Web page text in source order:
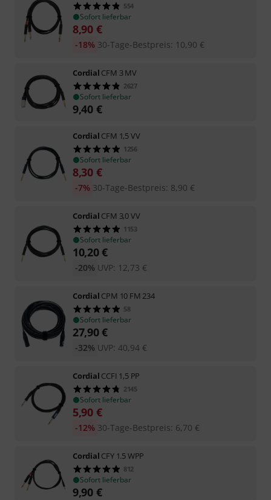
554
Sofort lieferbar
8,90 €
30-Tage-Bestpreis: 10,90 €
-18%
Cordial CFM 3 MV
2627
Sofort lieferbar
9,40 €
Cordial CFM 1,5 VV
1256
Sofort lieferbar
8,30 €
30-Tage-Bestpreis: 8,90 €
-7%
Cordial CFM 3,0 VV
1153
Sofort lieferbar
10,20€
UVP: 12,73 €
-20%
Cordial CPM 10 FM 234
58
Sofort lieferbar
27,90€
UVP: 40,94 €
-32%
Cordial CCFI 1,5 PP
2145
Sofort lieferbar
5,90 €
30-Tage-Bestpreis: 6,70 €
-12%
Cordial CFY 1.5 WPP
812
Sofort lieferbar
9,90 €